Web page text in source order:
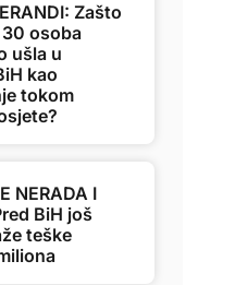
Zašto
osoba
ušla u
kao
tokom
NERADA I
BiH još
teške